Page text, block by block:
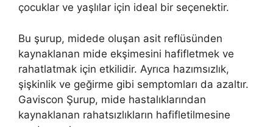
çocuklar ve yaşlılar için ideal bir seçenektir.
Bu şurup, midede oluşan asit reflüsünden
kaynaklanan mide ekşimesini hafifletmek ve
rahatlatmak için etkilidir. Ayrıca hazımsızlık,
şişkinlik ve geğirme gibi semptomları da azaltır.
Gaviscon Şurup, mide hastalıklarından
kaynaklanan rahatsızlıkların hafifletilmesine